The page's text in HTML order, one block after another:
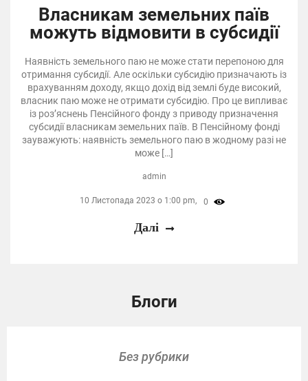
Власникам земельних паїв
можуть відмовити в субсидії
Наявність земельного паю не може стати перепоною для
отримання субсидії. Але оскільки субсидію призначають із
врахуванням доходу, якщо дохід від землі буде високий,
власник паю може не отримати субсидію. Про це випливає
із роз’яснень Пенсійного фонду з приводу призначення
субсидії власникам земельних паїв. В Пенсійному фонді
зауважують: наявність земельного паю в жодному разі не
може […]
admin
10 Листопада 2023 о 1:00 pm, 0
Далі
Блоги
Без рубрики